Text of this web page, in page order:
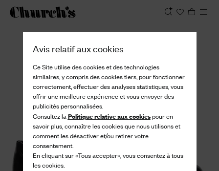
Avis relatif aux cookies
Ce Site utilise des cookies et des technologies
similaires, y compris des cookies tiers, pour fonctionner
correctement, effectuer des analyses statistiques, vous
offrir une meilleure expérience et vous envoyer des
publicités personnalisées.
Consultez la Politique relative aux cookiespour en
savoir plus, connaître les cookies que nous utilisons et
comment les désactiver et/ou retirer votre
consentement.
En cliquant sur «Tous accepter», vous consentez à tous
les cookies.
Afficher